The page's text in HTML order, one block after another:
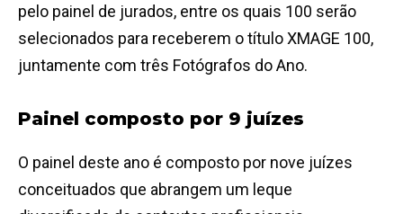
pelo painel de jurados, entre os quais 100 serão
selecionados para receberem o título XMAGE 100,
juntamente com três Fotógrafos do Ano.
Painel composto por 9 juízes
O painel deste ano é composto por nove juízes
conceituados que abrangem um leque